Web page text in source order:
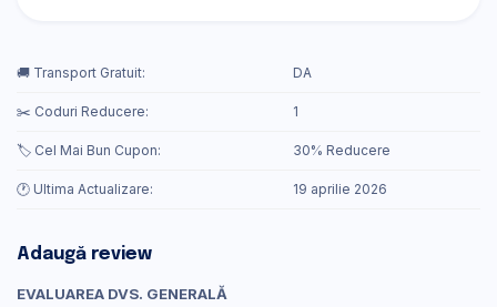
🚚 Transport Gratuit: DA
✂️ Coduri Reducere: 1
🏷️ Cel Mai Bun Cupon: 30% Reducere
🕐 Ultima Actualizare: 19 aprilie 2026
Adaugă review
EVALUAREA DVS. GENERALĂ